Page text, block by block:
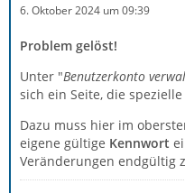
6. Oktober 2024 um 09:39
Problem gelöst!
Unter "Benutzerkonto
sich ein Seite, die
Dazu muss hier im
eigene gültige Kennwort
Veränderungen endgültig